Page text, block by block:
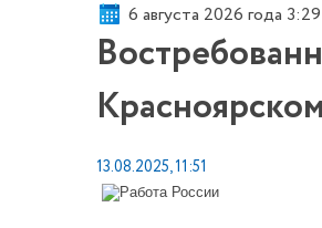
6 августа 2026 года
13.08.2025, 11:51